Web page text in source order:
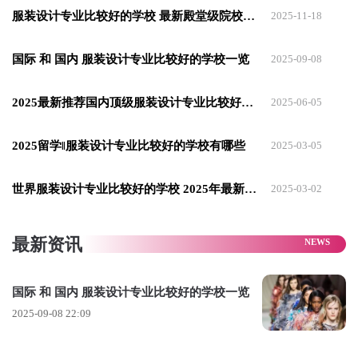
领域的每一个细分方向(设计、制版、营
艺、技术性和实用性，与产业结合紧密。
​适合学生​： 目标明确，不仅想当设计师，
策展、 journalism)感兴趣的学生。
世。教学体系严谨、系统，注重技术功
​适合学生​： 对版型、工艺、高级定制充满
热情，希望打下坚实技术基础的学生。
服装设计专业比较好的学校 最新殿堂级院校推荐 2025-11-18
国际​ 和 ​国内 服装设计专业比较好的学校一览 2025-09-08
2025最新推荐国内顶级服装设计专业比较好的学校盘点 2025-06-05
2025留学‖服装设计专业比较好的学校有哪些 2025-03-05
世界服装设计专业比较好的学校 2025年最新推荐 2025-03-02
最新资讯
国际​ 和 ​国内 服装设计专业比较好的学校一览
2025-09-08 22:09